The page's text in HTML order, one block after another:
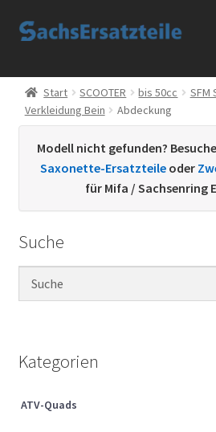
Zur
Zum
Start
AGB
Datenschutzerklärung
Kontakt
Sachs Ersatzteile
Über uns
Start SCOOTER bis 50cc
SFM
Verkleidung Bein
Abdeckung
Modell nicht gefunden?
Saxonette-Ersatzteile oder
für Mifa / Sachsenring
Suche
Kategorien
ATV-Quads